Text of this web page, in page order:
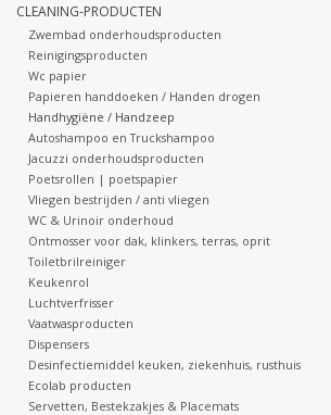
Kassarollen
Cleaning-producten
Relatiegeschenken
Koffiemachines
Verpakking
Kantoorbenodigdheden
Batterijen
CLEANING-PRODUCTEN
Zwembad onderhoudsproducten
Reinigingsproducten
Wc papier
Papieren handdoeken / Handen drogen
Handhygiëne / Handzeep
Autoshampoo en Truckshampoo
Jacuzzi onderhoudsproducten
Poetsrollen | poetspapier
Vliegen bestrijden / anti vliegen
WC & Urinoir onderhoud
Ontmosser voor dak, klinkers, terras, oprit
Toiletbrilreiniger
Keukenrol
Luchtverfrisser
Vaatwasproducten
Dispensers
Desinfectiemiddel keuken, ziekenhuis, rusthuis
Ecolab producten
Servetten, Bestekzakjes & Placemats